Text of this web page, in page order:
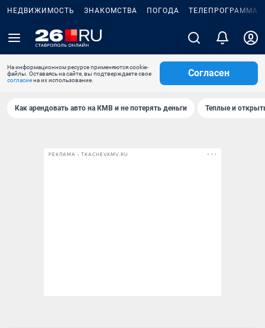
НЕДВИЖИМОСТЬ ЗНАКОМСТВА ПОГОДА ТЕЛЕПРОГРАММА
На информационном ресурсе применяются cookie-
файлы. Оставаясь на сайте, вы подтверждаете свое
согласиена их использование.
Согласен
Как арендовать авто на КМВ и не потерять деньги Теплые и
РЕКЛАМА • TKACHEVKMV.RU